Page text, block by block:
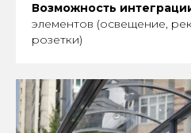
Возможность
элементов (освещение,
розетки)